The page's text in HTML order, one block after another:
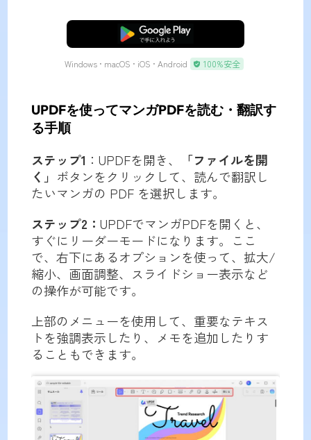
無料ダウンロード
Windows • macOS • iOS • Android 100%安全
UPDFを使ってマンガPDFを読む・翻訳す
る手順
ステップ1 ：UPDFを開き、
「ファイルを開
く」 ボタンをクリックして、読んで翻訳し
たいマンガの PDF を選択します。
ステップ2： UPDFでマンガPDFを開くと、
すぐにリーダーモードになります。ここ
で、右下にあるオプションを使って、拡大/
縮小、画面調整、スライドショー表示など
の操作が可能です。
上部のメニューを使用して、重要なテキス
トを強調表示したり、メモを追加したりす
ることもできます。